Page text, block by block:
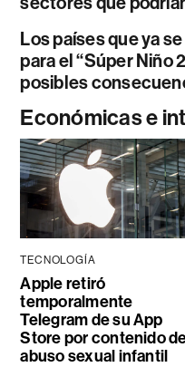
Los países que ya
para el “Súper Niño
posibles
Económicas e
TECNOLOGÍA
Apple retiró
temporalmente
Telegram de su App
Store por contenido
abuso sexual infantil